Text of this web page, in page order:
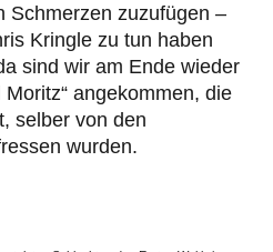
Schmerzen zuzufügen –
Kringle zu tun haben
sind wir am Ende wieder
angekommen, die
selber von den
wurden.